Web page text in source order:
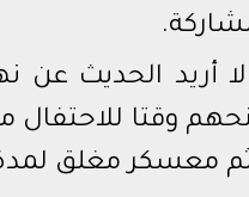
أريد الحديث عن
وقتا للاحتفال
معسكر مغلق لمدة